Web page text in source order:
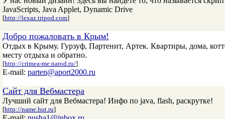
JavaScripts, Java Applet, Dynamic Drive
[http://lexaz.tripod.com]
Добро пожаловать в Крым!
Отдых в Крыму. Гурзуф, Партенит, Артек. Квартиры, дома,
месту отдыха и обратно.
[http://crimea-me.narod.ru/]
E-mail: parten@aport2000.ru
Сайт для Вебмастера
Лучший сайт для Вебмастера! Инфо по java, flash, раскрутке!
[http://name.hut.ru]